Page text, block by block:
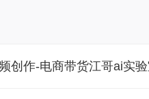
创作-电商带货江哥ai实